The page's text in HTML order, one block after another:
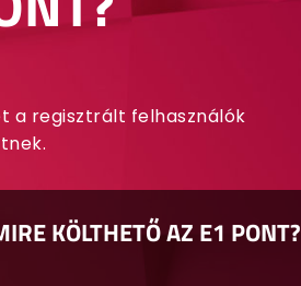
a regisztrált felhasználók
KÖLTHETŐ AZ E1 PONT?